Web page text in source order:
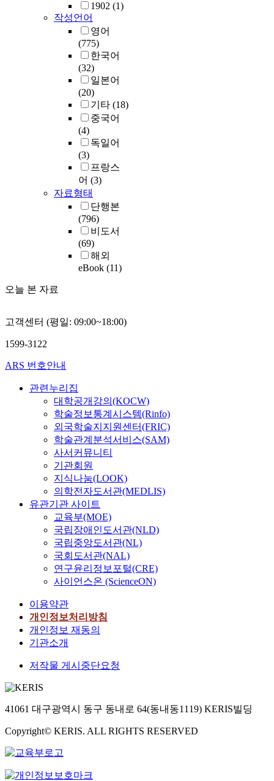
1902 (1)
작성언어
영어
(775)
한국어
(32)
일본어
(20)
기타 (18)
중국어
(4)
독일어
(3)
프랑스
어 (3)
자료형태
단행본
(796)
비도서
(69)
해외
eBook (11)
오늘 본 자료
고객센터 (평일: 09:00~18:00)
1599-3122
ARS 번호안내
관련누리집
대학공개강의(KOCW)
학술정보통계시스템(Rinfo)
외국학술지지원센터(FRIC)
학술관계분석서비스(SAM)
사서커뮤니티
기관회원
지식나눔(LOOK)
의학전자도서관(MEDLIS)
유관기관 사이트
교육부(MOE)
국립장애인도서관(NLD)
국립중앙도서관(NL)
국회도서관(NAL)
연구윤리정보포털(CRE)
사이언스온 (ScienceON)
이용약관
개인정보처리방침
개인정보 재동의
기관소개
저작물 게시중단요청
41061 대구광역시 동구 동내로 64(동내동1119) KERIS빌딩
Copyright© KERIS. ALL RIGHTS RESERVED